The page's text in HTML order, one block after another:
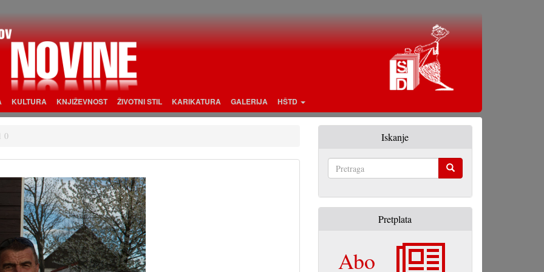
KULTURA KNJIŽEVNOST ŽIVOTNI STIL KARIKATURA GALERIJA HŠTD
0 Iskanje
Pretplata
Abo